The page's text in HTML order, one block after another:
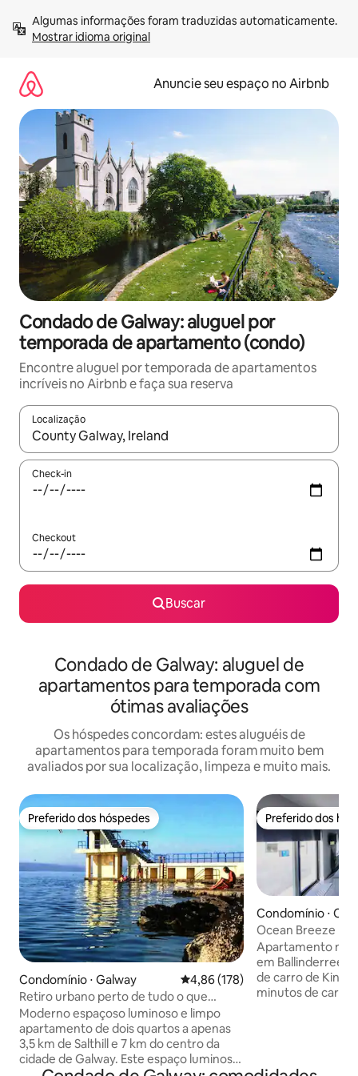
para
Mostrar idioma original
Anuncie seu espaço no Airbnb
Condado de Galway: aluguel por
temporada de apartamento (condo)
Encontre aluguel por temporada de apartamentos
incríveis no Airbnb e faça sua reserva
Localização
Quando os resultados estiverem disponíveis, explore-os
Check-in
Checkout
Buscar
Condado de Galway: aluguel de
apartamentos para temporada com
ótimas avaliações
Os hóspedes concordam: estes aluguéis de
apartamentos para temporada foram muito bem
avaliados por sua localização, limpeza e muito mais.
Preferido dos hóspedes
Preferido dos hóspedes
Condomínio ⋅ Galway 4,86 de uma avaliação média de
4,86 (178)
Retiro urbano perto de tudo o que
Galway tem a oferecer
Moderno espaçoso luminoso e limpo
apartamento de dois quartos a apenas
3,5 km de Salthill e 7 km do centro da
cidade de Galway. Este espaço luminoso
Preferido dos
Preferido dos
Condomínio ⋅
y
Ocean Breeze
(construção nova
Apartamento
em Ballinderreen,
de carro de
minutos de carro
está em uma